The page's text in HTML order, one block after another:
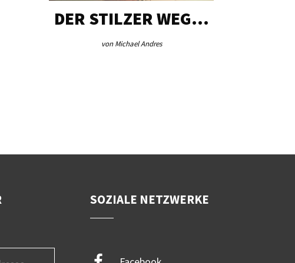
DER STILZER WEG…
von Michael Andres
SOZIALE NETZWERKE